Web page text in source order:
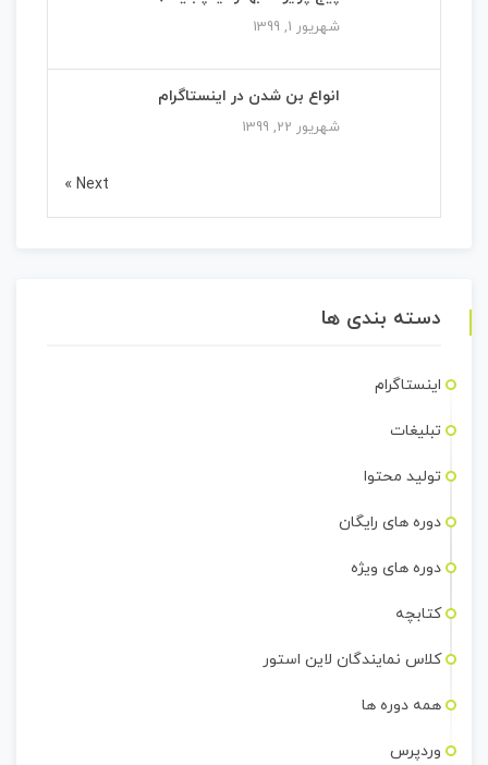
شهریور 1, 1399
انواع بن شدن در اینستاگرام
شهریور 22, 1399
Next »
دسته بندی ها
اینستاگرام
تبلیغات
تولید محتوا
دوره های رایگان
دوره های ویژه
کتابچه
کلاس نمایندگان لاین استور
همه دوره ها
وردپرس